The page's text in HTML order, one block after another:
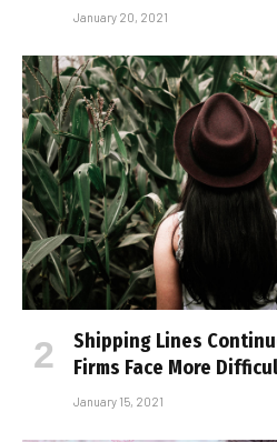
January 20, 2021
Shipping Lines
Firms Face More
January 15, 2021